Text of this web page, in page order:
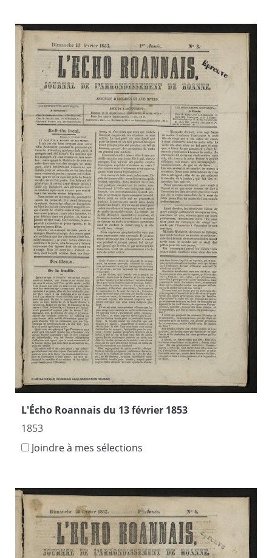
L'Écho Roannais du 13 février 1853
1853
Joindre à mes sélections